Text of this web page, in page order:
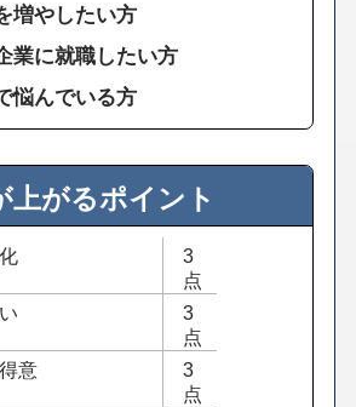
増やしたい方
業に就職したい方
悩んでいる方
上がるポイント
3
点
3
点
意
3
点